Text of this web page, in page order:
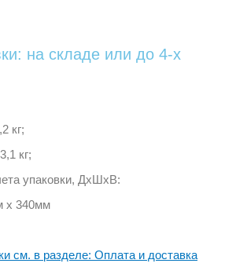
на складе или до 4-х
кг;
кг;
упаковки, ДхШхВ:
х 340мм
см. в разделе: Оплата и доставка